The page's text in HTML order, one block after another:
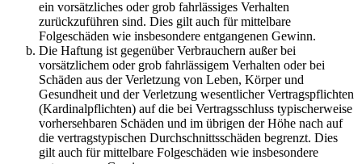
ein vorsätzliches oder grob fahrlässiges Verhalten
zurückzuführen sind. Dies gilt auch für mittelbare
Folgeschäden wie insbesondere entgangenen Gewinn.
Die Haftung ist gegenüber Verbrauchern außer bei
vorsätzlichem oder grob fahrlässigem Verhalten oder bei
Schäden aus der Verletzung von Leben, Körper und
Gesundheit und der Verletzung wesentlicher Vertragspflichten
(Kardinalpflichten) auf die bei Vertragsschluss typischerweise
vorhersehbaren Schäden und im übrigen der Höhe nach auf
die vertragstypischen Durchschnittsschäden begrenzt. Dies
gilt auch für mittelbare Folgeschäden wie insbesondere